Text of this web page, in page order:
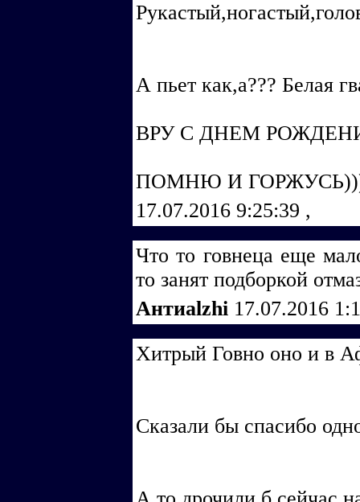
А пьет как,а??? Белая
ВРУ С ДНЕМ
ПОМНЮ И
17.07.2016 9:25:39 ,
Что то говнеца еще
то занят подборкой
Антиalzhi 17.07.2016
Хитрый Говно оно и в
Сказали бы спасибо